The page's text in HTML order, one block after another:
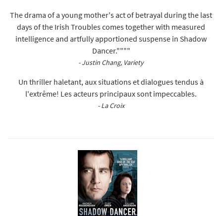
The drama of a young mother's act of betrayal during the last
days of the Irish Troubles comes together with measured
intelligence and artfully apportioned suspense in Shadow
Dancer.""""
- Justin Chang, Variety
Un thriller haletant, aux situations et dialogues tendus à
l'extrême! Les acteurs principaux sont impeccables.
- La Croix